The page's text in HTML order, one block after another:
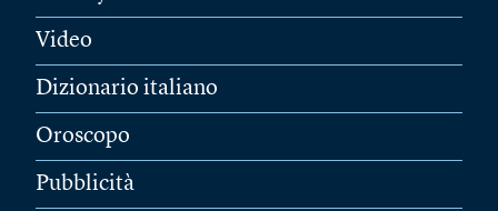
Video
Dizionario italiano
Oroscopo
Pubblicità